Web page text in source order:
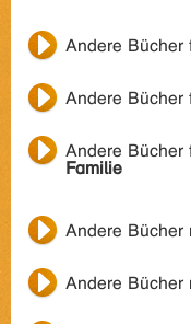
Andere Bücher
Andere Bücher
Andere Bücher
Familie
Andere Bücher
Andere Bücher